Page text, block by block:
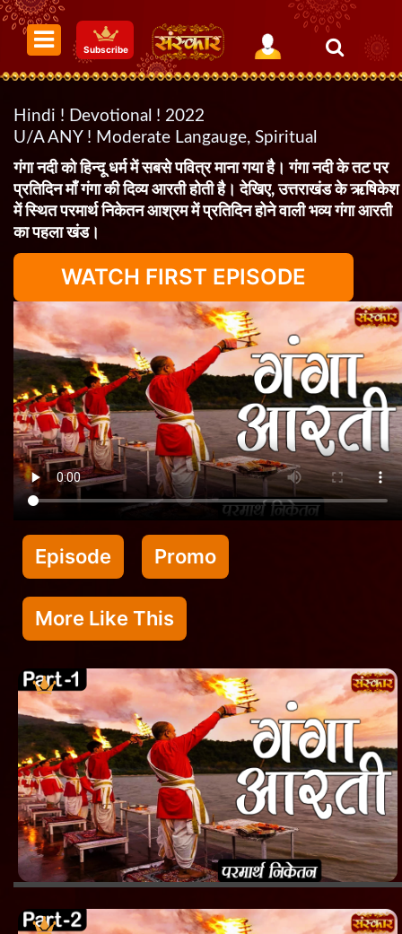
Subscribe
Hindi ! Devotional ! 2022
U/A ANY ! Moderate Langauge, Spiritual
गंगा नदी को हिन्दू धर्म में सबसे पवित्र माना गया है। गंगा नदी के तट पर
प्रतिदिन माँ गंगा की दिव्य आरती होती है। देखिए, उत्तराखंड के ऋषिकेश
में स्थित परमार्थ निकेतन आश्रम में प्रतिदिन होने वाली भव्य गंगा आरती
का पहला खंड।
WATCH FIRST EPISODE
Episode Promo
More Like This